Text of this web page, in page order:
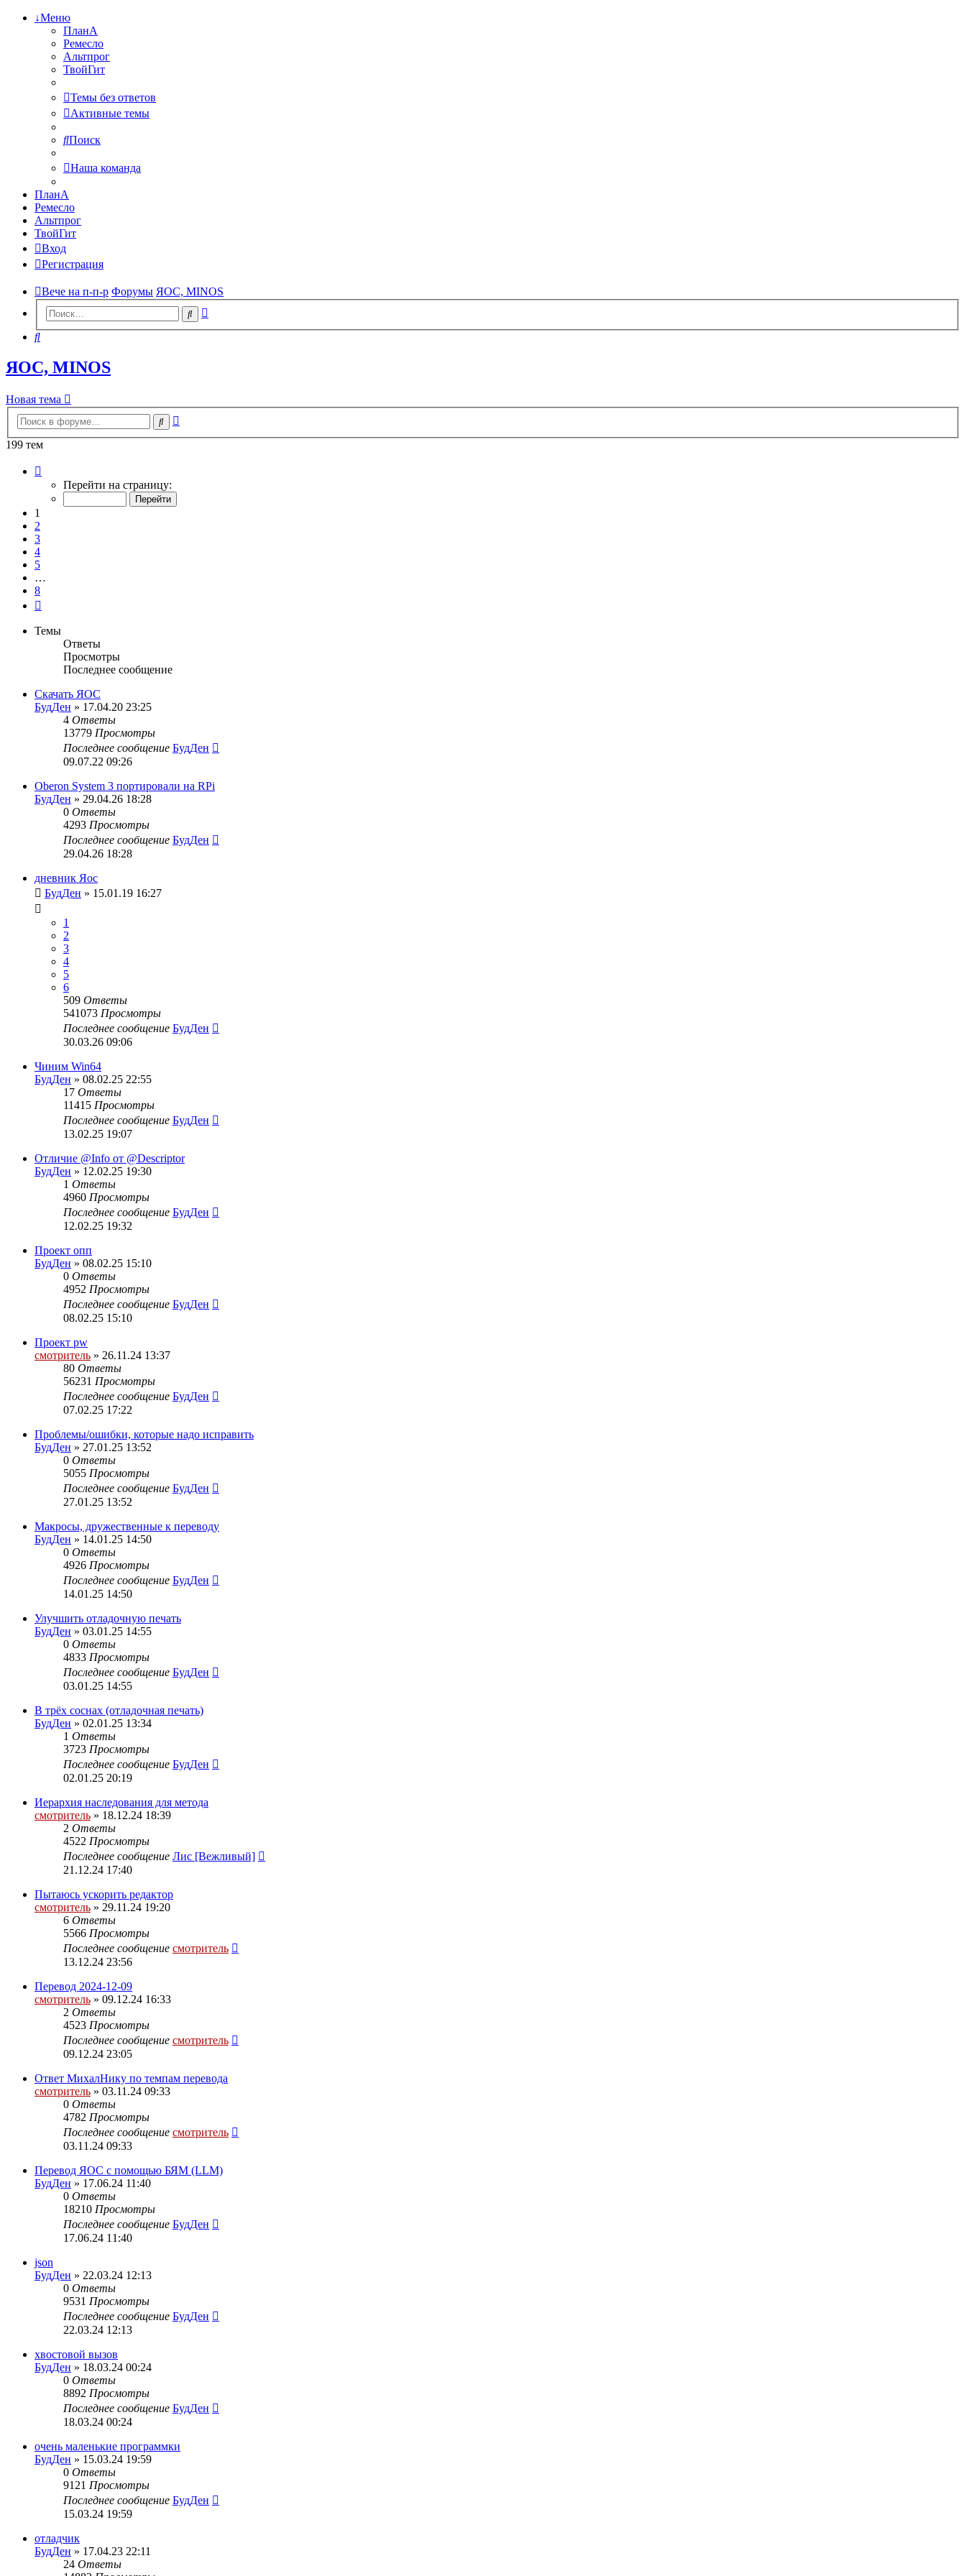
↓Меню
ПланА
Ремесло
Альтпрог
ТвойГит
Темы без ответов
Активные темы
Поиск
Наша команда
ПланА
Ремесло
Альтпрог
ТвойГит
Вход
Регистрация
Вече на п-п-р Форумы ЯОС, MINOS
Поиск
Поиск
ЯОС, MINOS
Новая тема
Поиск
199 тем
Перейти на страницу:
1
2
3
4
5
…
8
Темы
Ответы
Просмотры
Последнее сообщение
Скачать ЯОС
БудДен » 17.04.20 23:25
4 Ответы
13779 Просмотры
Последнее сообщение БудДен
09.07.22 09:26
Oberon System 3 портировали на RPi
БудДен » 29.04.26 18:28
0 Ответы
4293 Просмотры
Последнее сообщение БудДен
29.04.26 18:28
дневник Яос
БудДен » 15.01.19 16:27
1
2
3
4
5
6
509 Ответы
541073 Просмотры
Последнее сообщение БудДен
30.03.26 09:06
Чиним Win64
БудДен » 08.02.25 22:55
17 Ответы
11415 Просмотры
Последнее сообщение БудДен
13.02.25 19:07
Отличие @Info от @Descriptor
БудДен » 12.02.25 19:30
1 Ответы
4960 Просмотры
Последнее сообщение БудДен
12.02.25 19:32
Проект опп
БудДен » 08.02.25 15:10
0 Ответы
4952 Просмотры
Последнее сообщение БудДен
08.02.25 15:10
Проект pw
смотритель » 26.11.24 13:37
80 Ответы
56231 Просмотры
Последнее сообщение БудДен
07.02.25 17:22
Проблемы/ошибки, которые надо исправить
БудДен » 27.01.25 13:52
0 Ответы
5055 Просмотры
Последнее сообщение БудДен
27.01.25 13:52
Макросы, дружественные к переводу
БудДен » 14.01.25 14:50
0 Ответы
4926 Просмотры
Последнее сообщение БудДен
14.01.25 14:50
Улучшить отладочную печать
БудДен » 03.01.25 14:55
0 Ответы
4833 Просмотры
Последнее сообщение БудДен
03.01.25 14:55
В трёх соснах (отладочная печать)
БудДен » 02.01.25 13:34
1 Ответы
3723 Просмотры
Последнее сообщение БудДен
02.01.25 20:19
Иерархия наследования для метода
смотритель » 18.12.24 18:39
2 Ответы
4522 Просмотры
Последнее сообщение Лис [Вежливый]
21.12.24 17:40
Пытаюсь ускорить редактор
смотритель » 29.11.24 19:20
6 Ответы
5566 Просмотры
Последнее сообщение смотритель
13.12.24 23:56
Перевод 2024-12-09
смотритель » 09.12.24 16:33
2 Ответы
4523 Просмотры
Последнее сообщение смотритель
09.12.24 23:05
Ответ МихалНику по темпам перевода
смотритель » 03.11.24 09:33
0 Ответы
4782 Просмотры
Последнее сообщение смотритель
03.11.24 09:33
Перевод ЯОС с помощью БЯМ (LLM)
БудДен » 17.06.24 11:40
0 Ответы
18210 Просмотры
Последнее сообщение БудДен
17.06.24 11:40
json
БудДен » 22.03.24 12:13
0 Ответы
9531 Просмотры
Последнее сообщение БудДен
22.03.24 12:13
хвостовой вызов
БудДен » 18.03.24 00:24
0 Ответы
8892 Просмотры
Последнее сообщение БудДен
18.03.24 00:24
очень маленькие программки
БудДен » 15.03.24 19:59
0 Ответы
9121 Просмотры
Последнее сообщение БудДен
15.03.24 19:59
отладчик
БудДен » 17.04.23 22:11
24 Ответы